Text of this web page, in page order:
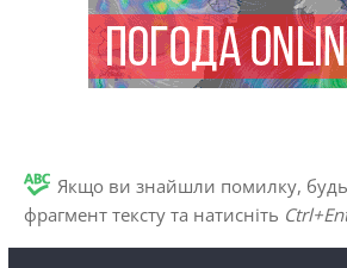
Якщо ви знайшли помилку, будь
фрагмент тексту та натисніть